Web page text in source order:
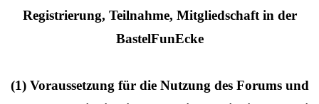
Registrierung, Teilnahme, Mitgliedschaft in der
BastelFunEcke
(1) Voraussetzung für die Nutzung des Forums und